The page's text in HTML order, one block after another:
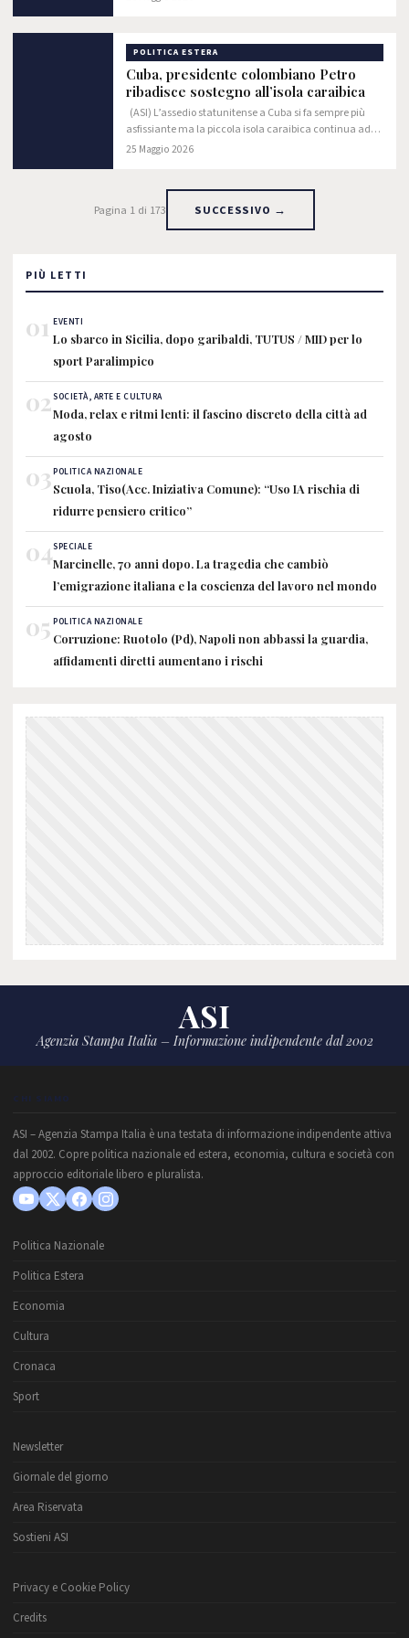
POLITICA ESTERA
Cuba, presidente colombiano Petro
ribadisce sostegno all’isola caraibica
(ASI) L’assedio statunitense a Cuba si fa sempre più
asfissiante ma la piccola isola caraibica continua ad
incassare il sostegno e la vicinanza degli altri paesi.
25 Maggio 2026
Pagina 1 di 173 SUCCESSIVO →
PIÙ LETTI
01 EVENTI
Lo sbarco in Sicilia, dopo garibaldi, TUTUS / MID per lo
sport Paralimpico
02SOCIETÀ, ARTE E CULTURA
Moda, relax e ritmi lenti: il fascino discreto della città ad
agosto
03POLITICA NAZIONALE
Scuola, Tiso(Acc. Iniziativa Comune): “Uso IA rischia di
ridurre pensiero critico”
04SPECIALE
Marcinelle, 70 anni dopo. La tragedia che cambiò
l’emigrazione italiana e la coscienza del lavoro nel mondo
05 POLITICA NAZIONALE
Corruzione: Ruotolo (Pd), Napoli non abbassi la guardia,
affidamenti diretti aumentano i rischi
ASI
Agenzia Stampa Italia – Informazione indipendente dal 2002
CHI SIAMO
ASI – Agenzia Stampa Italia è una testata di informazione indipendente attiva
dal 2002. Copre politica nazionale ed estera, economia, cultura e società con
approccio editoriale libero e pluralista.
Politica Nazionale
Politica Estera
Economia
Cultura
Cronaca
Sport
Newsletter
Giornale del giorno
Area Riservata
Sostieni ASI
Privacy e Cookie Policy
Credits